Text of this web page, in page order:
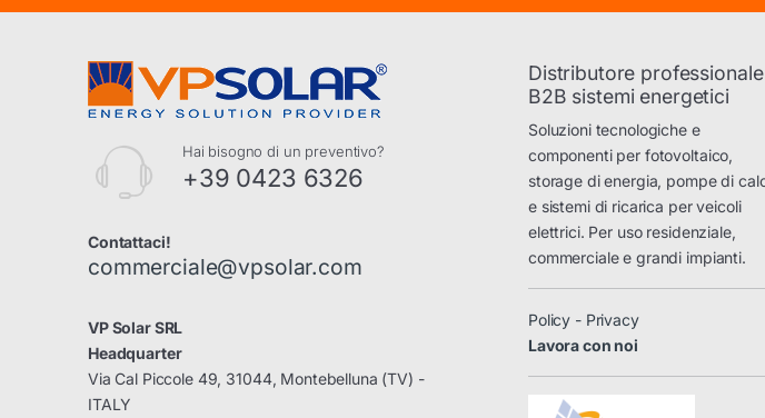
Hai bisogno di un preventivo?
+39 0423 6326
Contattaci!
commerciale@vpsolar.com
VP Solar SRL
Headquarter
Via Cal Piccole 49, 31044, Montebelluna (TV) -
ITALY
Distributore professionale
B2B sistemi energetici
Soluzioni tecnologiche e
componenti per fotovoltaico,
storage di energia, pompe di
e sistemi di ricarica per veicoli
elettrici. Per uso residenziale,
commerciale e grandi impianti.
Policy - Privacy
Lavora con noi